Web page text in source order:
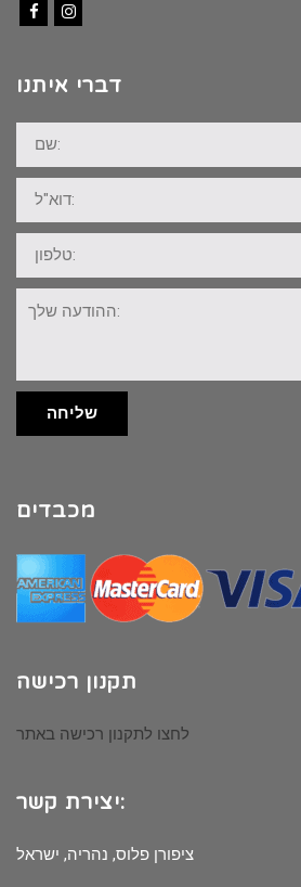
דברי איתנו
שם:
דוא"ל:
טלפון:
ההודעה
שלך:
שליחה
מכבדים
תקנון רכישה
לחצו לתקנון רכישה באתר
יצירת קשר:
ציפורן פלוס, נהריה, ישראל